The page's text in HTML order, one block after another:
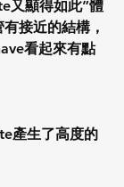
又顯得如此”體
接近的結構，
看起來有點
產生了高度的